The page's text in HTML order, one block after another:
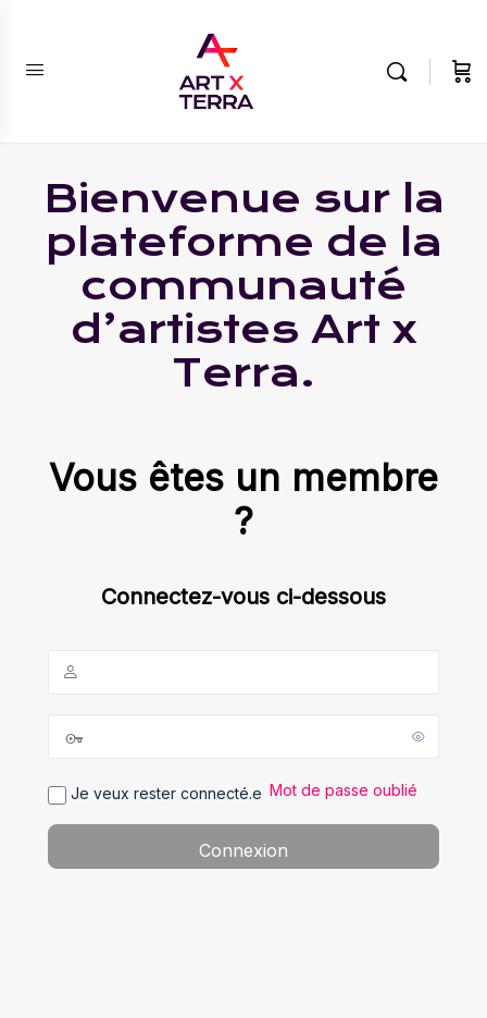
Bienvenue sur la
plateforme de la
communauté
d’artistes Art x
Terra.
Vous êtes un membre
?
Connectez-vous ci-dessous
Je veux rester connecté.e Mot de passe oublié